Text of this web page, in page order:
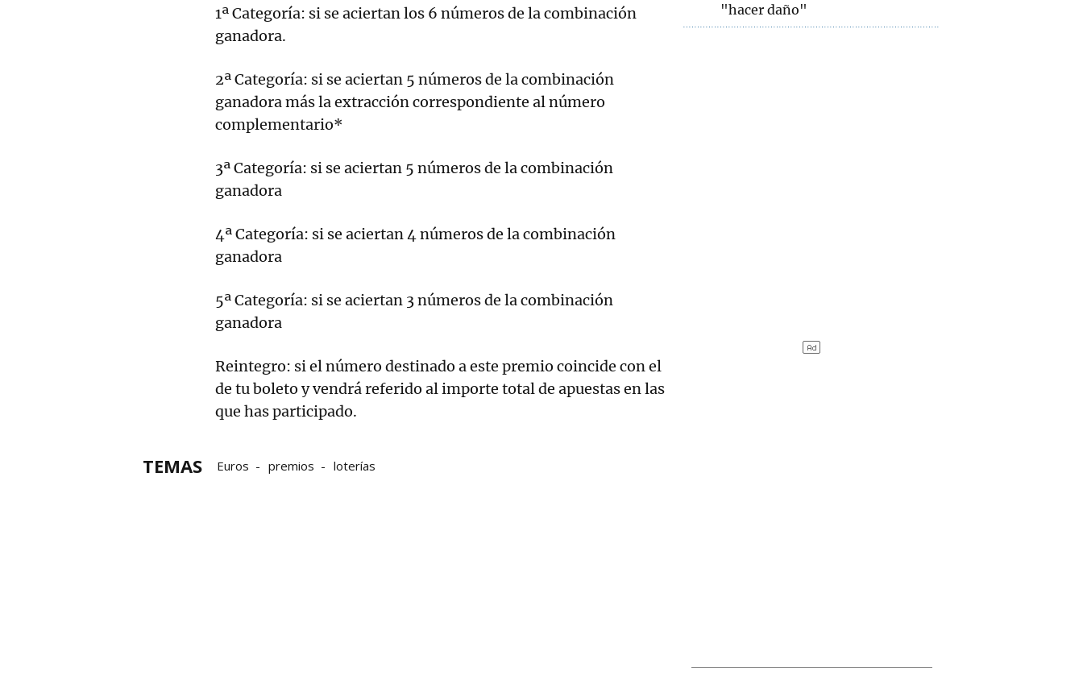
1ª Categoría: si se aciertan los 6 números de la combinación
ganadora.
2ª Categoría: si se aciertan 5 números de la combinación
ganadora más la extracción correspondiente al número
complementario*
3ª Categoría: si se aciertan 5 números de la combinación
ganadora
4ª Categoría: si se aciertan 4 números de la combinación
ganadora
5ª Categoría: si se aciertan 3 números de la combinación
ganadora
Reintegro: si el número destinado a este premio coincide con el
de tu boleto y vendrá referido al importe total de apuestas en las
que has participado.
TEMAS Euros premios loterías
"hacer daño"